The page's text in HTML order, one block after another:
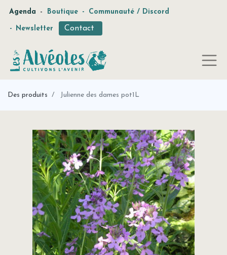
Agenda - Boutique - Communauté / Discord
- Newsletter Contact
Des produits Julienne des dames pot1L